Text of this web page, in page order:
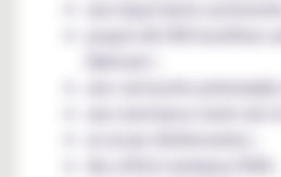
jusqu'à 46 000 bouffees
une cartouche